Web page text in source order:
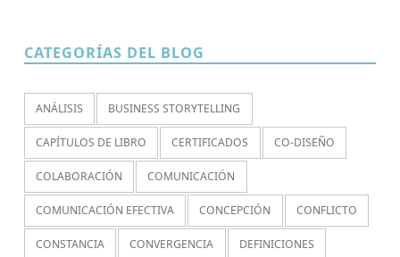
CATEGORÍAS DEL BLOG
ANÁLISIS BUSINESS STORYTELLING
CAPÍTULOS DE LIBRO CERTIFICADOS CO-DISEÑO
COLABORACIÓN COMUNICACIÓN
COMUNICACIÓN EFECTIVA CONCEPCIÓN CONFLICTO
CONSTANCIA CONVERGENCIA DEFINICIONES